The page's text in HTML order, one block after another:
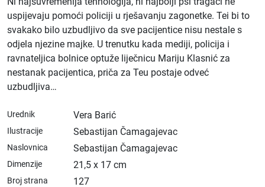
uspijevaju pomoći policiji u rješavanju zagonetke. Tei bi to
svakako bilo uzbudljivo da sve pacijentice nisu nestale s
odjela njezine majke. U trenutku kada mediji, policija i
ravnateljica bolnice optuže liječnicu Mariju Klasnić za
nestanak pacijentica, priča za Teu postaje odveć
uzbudljiva…
Urednik Vera Barić
Ilustracije Sebastijan Čamagajevac
Naslovnica Sebastijan Čamagajevac
Dimenzije 21,5 x 17 cm
Broj strana 127